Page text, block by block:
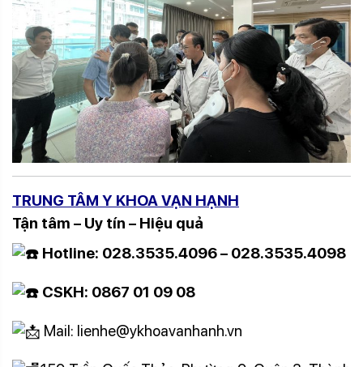
TRUNG TÂM Y KHOA VẠN HẠNH
Tận tâm – Uy tín – Hiệu quả
Hotline: 028.3535.4096 – 028.3535.4098
CSKH: 0867 01 09 08
Mail: lienhe@ykhoavanhanh.vn